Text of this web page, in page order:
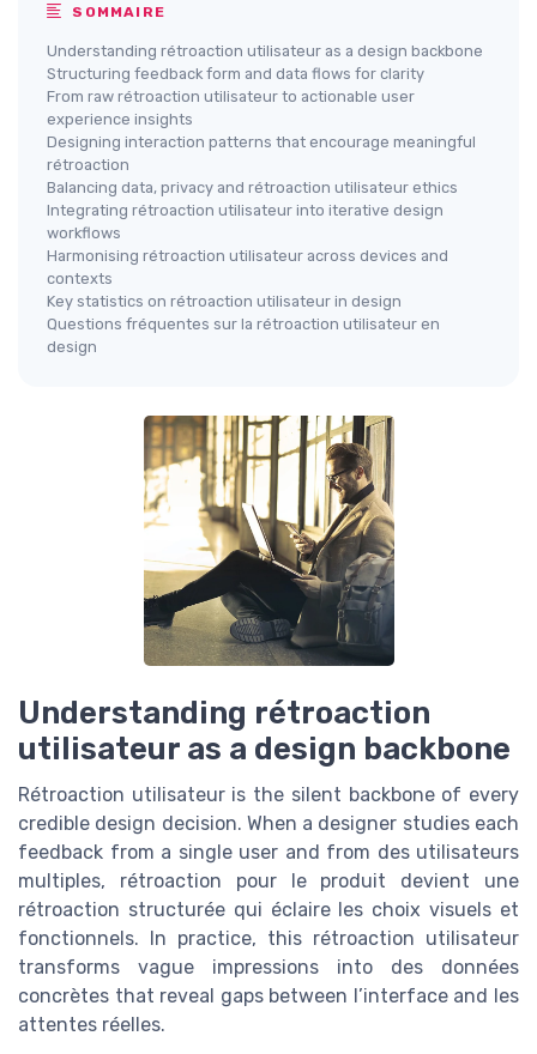
SOMMAIRE
Understanding rétroaction utilisateur as a design backbone
Structuring feedback form and data flows for clarity
From raw rétroaction utilisateur to actionable user
experience insights
Designing interaction patterns that encourage meaningful
rétroaction
Balancing data, privacy and rétroaction utilisateur ethics
Integrating rétroaction utilisateur into iterative design
workflows
Harmonising rétroaction utilisateur across devices and
contexts
Key statistics on rétroaction utilisateur in design
Questions fréquentes sur la rétroaction utilisateur en
design
Understanding rétroaction
utilisateur as a design backbone
Rétroaction utilisateur is the silent backbone of every
credible design decision. When a designer studies each
feedback from a single user and from des utilisateurs
multiples, rétroaction pour le produit devient une
rétroaction structurée qui éclaire les choix visuels et
fonctionnels. In practice, this rétroaction utilisateur
transforms vague impressions into des données
concrètes that reveal gaps between l’interface and les
attentes réelles.